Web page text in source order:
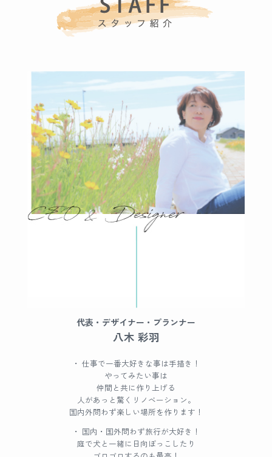
代表・デザイナー・プランナー
八木 彩羽
・ 仕事で一番大好きな事は手描き！
やってみたい事は
仲間と共に作り上げる
人があっと驚くリノベーション。
国内外問わず楽しい場所を作ります！
・ 国内・国外問わず旅行が大好き！
庭で犬と一緒に日向ぼっこしたり